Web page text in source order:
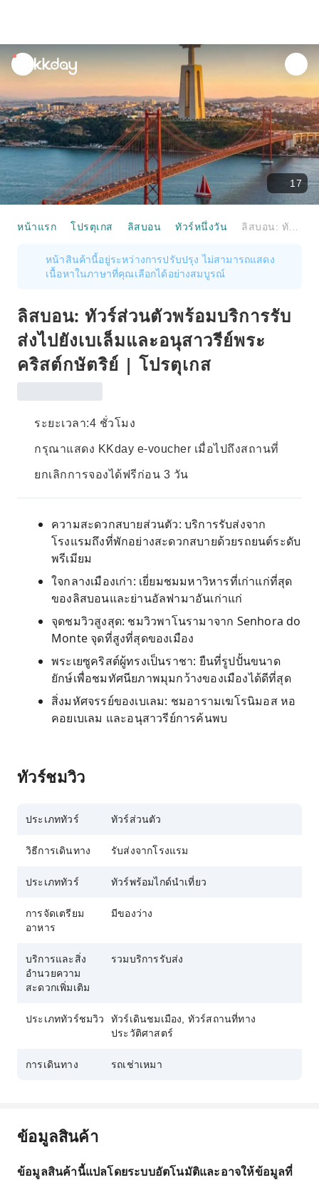
unread
notifications
17
หน้าแรก โปรตุเกส ลิสบอน ทัวร์หนึ่งวัน
หน้าสินค้านี้อยู่ระหว่างการปรับปรุง ไม่สามารถแสดง
เนื้อหาในภาษาที่คุณเลือกได้อย่างสมบูรณ์
ลิสบอน: ทัวร์ส่วนตัวพร้อมบริการรับ
ส่งไปยังเบเล็มและอนุสาวรีย์พระ
คริสต์กษัตริย์ | โปรตุเกส
ระยะเวลา:4 ชั่วโมง
กรุณาแสดง KKday e-voucher เมื่อไปถึงสถานที่
ยกเลิกการจองได้ฟรีก่อน 3 วัน
ความสะดวกสบายส่วนตัว: บริการรับส่งจาก
โรงแรมถึงที่พักอย่างสะดวกสบายด้วยรถยนต์ระดับ
พรีเมียม
ใจกลางเมืองเก่า: เยี่ยมชมมหาวิหารที่เก่าแก่ที่สุด
ของลิสบอนและย่านอัลฟามาอันเก่าแก่
จุดชมวิวสูงสุด: ชมวิวพาโนรามาจาก Senhora do
Monte จุดที่สูงที่สุดของเมือง
พระเยซูคริสต์ผู้ทรงเป็นราชา: ยืนที่รูปปั้นขนาด
ยักษ์เพื่อชมทัศนียภาพมุมกว้างของเมืองได้ดีที่สุด
สิ่งมหัศจรรย์ของเบเลม: ชมอารามเฆโรนิมอส หอ
คอยเบเลม และอนุสาวรีย์การค้นพบ
ทัวร์ชมวิว
ประเภททัวร์ ทัวร์ส่วนตัว
วิธีการเดินทาง รับส่งจากโรงแรม
ประเภททัวร์ ทัวร์พร้อมไกด์นำเที่ยว
การจัดเตรียม
อาหาร
มีของว่าง
บริการและสิ่ง
อำนวยความ
สะดวกเพิ่มเติม
รวมบริการรับส่ง
ประเภททัวร์ชมวิว
ทัวร์เดินชมเมือง, ทัวร์สถานที่ทาง
ประวัติศาสตร์
การเดินทาง รถเช่าเหมา
ข้อมูลสินค้า
ข้อมูลสินค้านี้แปลโดยระบบอัตโนมัติและอาจให้ข้อมูลที่